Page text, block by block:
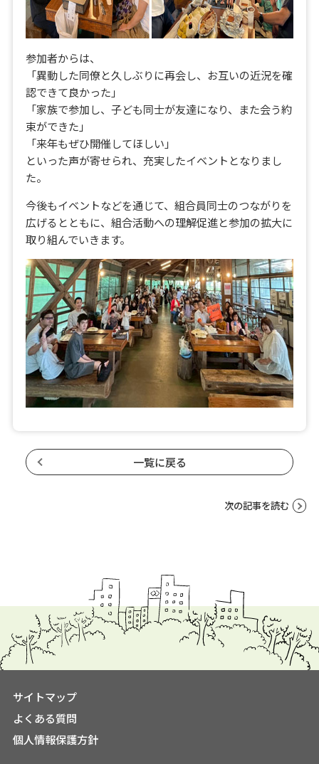
参加者からは、
「異動した同僚と久しぶりに再会し、お互いの近況を確
認できて良かった」
「家族で参加し、子ども同士が友達になり、また会う約
束ができた」
「来年もぜひ開催してほしい」
といった声が寄せられ、充実したイベントとなりまし
た。
今後もイベントなどを通じて、組合員同士のつながりを
広げるとともに、組合活動への理解促進と参加の拡大に
取り組んでいきます。
一覧に戻る
次の記事を読む
サイトマップ
よくある質問
個人情報保護方針